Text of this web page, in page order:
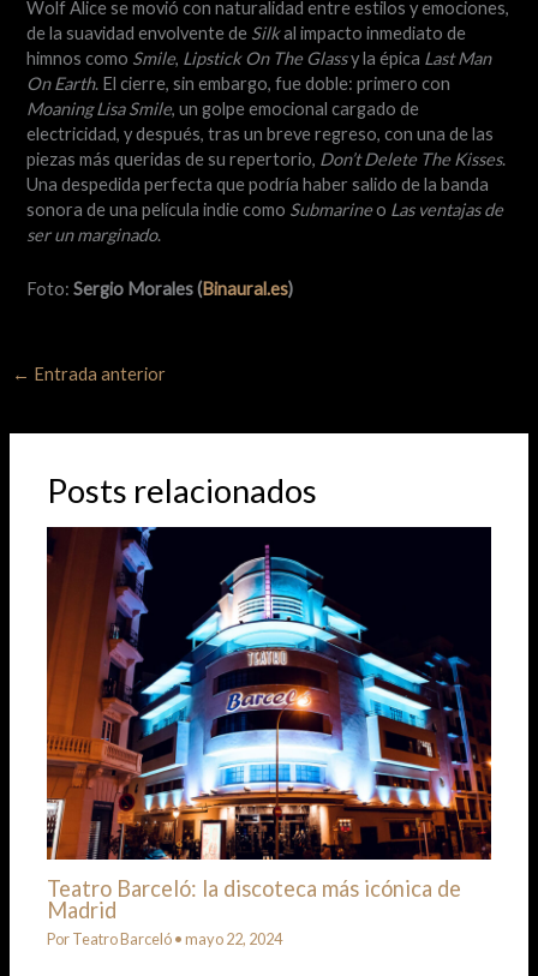
Wolf Alice se movió con naturalidad entre estilos y emociones,
de la suavidad envolvente de Silkal impacto inmediato de
himnos como Smile, Lipstick On The Glassy la épica Last Man
On Earth. El cierre, sin embargo, fue doble: primero con
Moaning Lisa Smile, un golpe emocional cargado de
electricidad, y después, tras un breve regreso, con una de las
piezas más queridas de su repertorio, Don’t Delete The Kisses.
Una despedida perfecta que podría haber salido de la banda
sonora de una película indie como Submarineo Las ventajas de
ser un marginado.
Foto:Sergio Morales (Binaural.es)
← Entrada anterior
Posts relacionados
Teatro Barceló: la discoteca más icónica de
Madrid
PorTeatro Barceló•mayo 22, 2024